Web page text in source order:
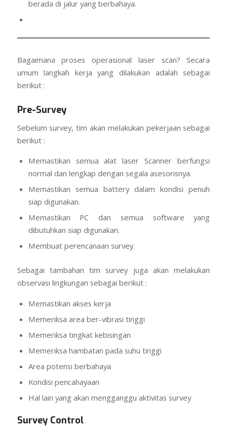
berada di jalur yang berbahaya.
Bagaimana proses operasional laser scan? Secara
umum langkah kerja yang dilakukan adalah sebagai
berikut :
Pre-Survey
Sebelum survey, tim akan melakukan pekerjaan sebagai
berikut :
Memastikan semua alat laser Scanner berfungsi
normal dan lengkap dengan segala asesorisnya.
Memastikan semua battery dalam kondisi penuh
siap digunakan.
Memastikan PC dan semua software yang
dibutuhkan siap digunakan.
Membuat perencanaan survey.
Sebagai tambahan tim survey juga akan melakukan
observasi lingkungan sebagai berikut :
Memastikan akses kerja
Memeriksa area ber-vibrasi tinggi
Memeriksa tingkat kebisingan
Memeriksa hambatan pada suhu tinggi
Area potensi berbahaya
Kondisi pencahayaan
Hal lain yang akan mengganggu aktivitas survey
Survey Control